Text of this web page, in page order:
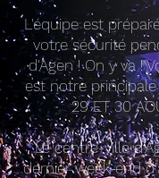
L'équipe est
votre sécurité
d'Agen ! On y va !
est notre
29 ET 30
Le centre-ville
dernier week-end